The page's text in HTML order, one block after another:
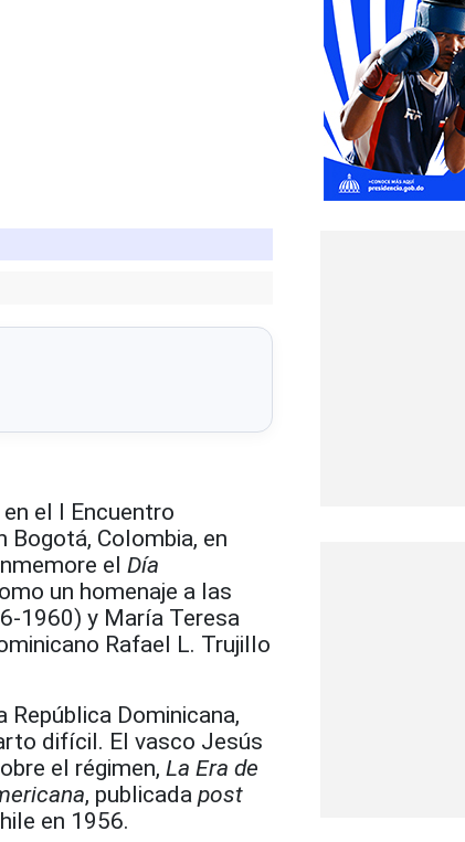
el I Encuentro
Bogotá, Colombia, en
el Día
un homenaje a las
1960) y María Teresa
Rafael L. Trujillo
Dominicana,
difícil. El vasco Jesús
el régimen, La Era de
, publicada post
en 1956.